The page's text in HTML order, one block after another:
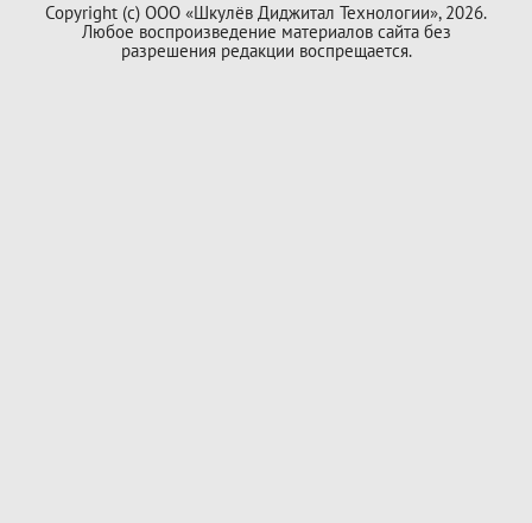
Copyright (с) ООО «Шкулёв Диджитал Технологии», 2026.
Любое воспроизведение материалов сайта без
разрешения редакции воспрещается.